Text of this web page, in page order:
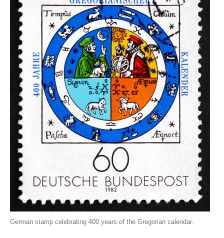
German stamp celebrating 400 years of the Gregorian calendar.